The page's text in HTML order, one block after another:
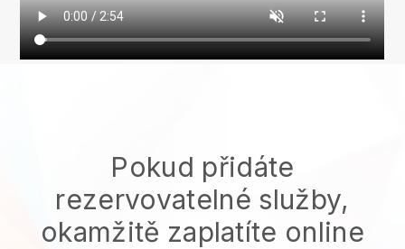
Pokud přidáte
rezervovatelné služby,
okamžitě zaplatíte online